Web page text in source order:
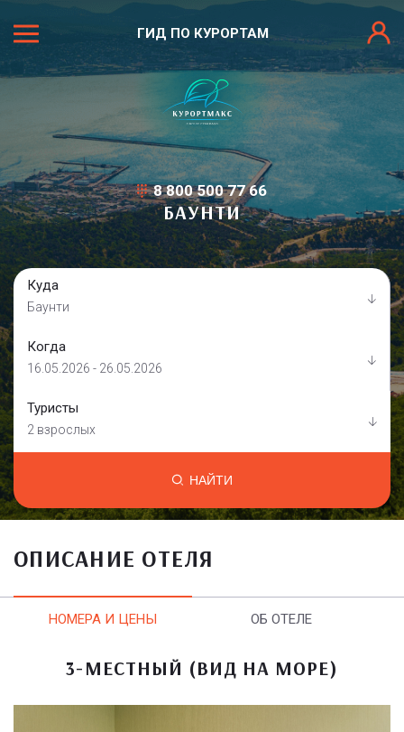
ГИД ПО КУРОРТАМ
8 800 500 77 66
БАУНТИ
Куда
Баунти
Когда
16.05.2026 - 26.05.2026
Туристы
2 взрослых
НАЙТИ
ОПИСАНИЕ ОТЕЛЯ
НОМЕРА И ЦЕНЫ ОБ ОТЕЛЕ
3-МЕСТНЫЙ (ВИД НА МОРЕ)